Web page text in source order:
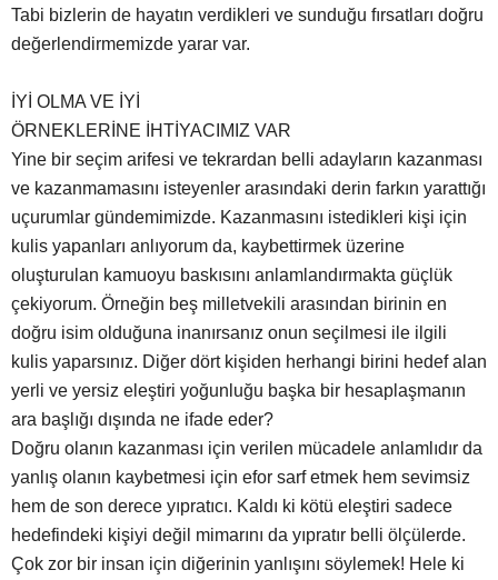
Tabi bizlerin de hayatın verdikleri ve sunduğu fırsatları doğru
değerlendirmemizde yarar var.
İYİ OLMA VE İYİ
ÖRNEKLERİNE İHTİYACIMIZ VAR
Yine bir seçim arifesi ve tekrardan belli adayların kazanması
ve kazanmamasını isteyenler arasındaki derin farkın yarattığı
uçurumlar gündemimizde. Kazanmasını istedikleri kişi için
kulis yapanları anlıyorum da, kaybettirmek üzerine
oluşturulan kamuoyu baskısını anlamlandırmakta güçlük
çekiyorum. Örneğin beş milletvekili arasından birinin en
doğru isim olduğuna inanırsanız onun seçilmesi ile ilgili
kulis yaparsınız. Diğer dört kişiden herhangi birini hedef alan
yerli ve yersiz eleştiri yoğunluğu başka bir hesaplaşmanın
ara başlığı dışında ne ifade eder?
Doğru olanın kazanması için verilen mücadele anlamlıdır da
yanlış olanın kaybetmesi için efor sarf etmek hem sevimsiz
hem de son derece yıpratıcı. Kaldı ki kötü eleştiri sadece
hedefindeki kişiyi değil mimarını da yıpratır belli ölçülerde.
Çok zor bir insan için diğerinin yanlışını söylemek! Hele ki